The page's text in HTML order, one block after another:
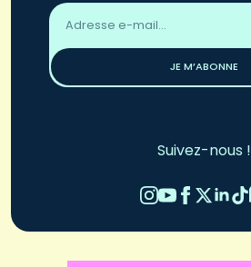
Adresse
email
JE M’ABONNE
Suivez-nous !